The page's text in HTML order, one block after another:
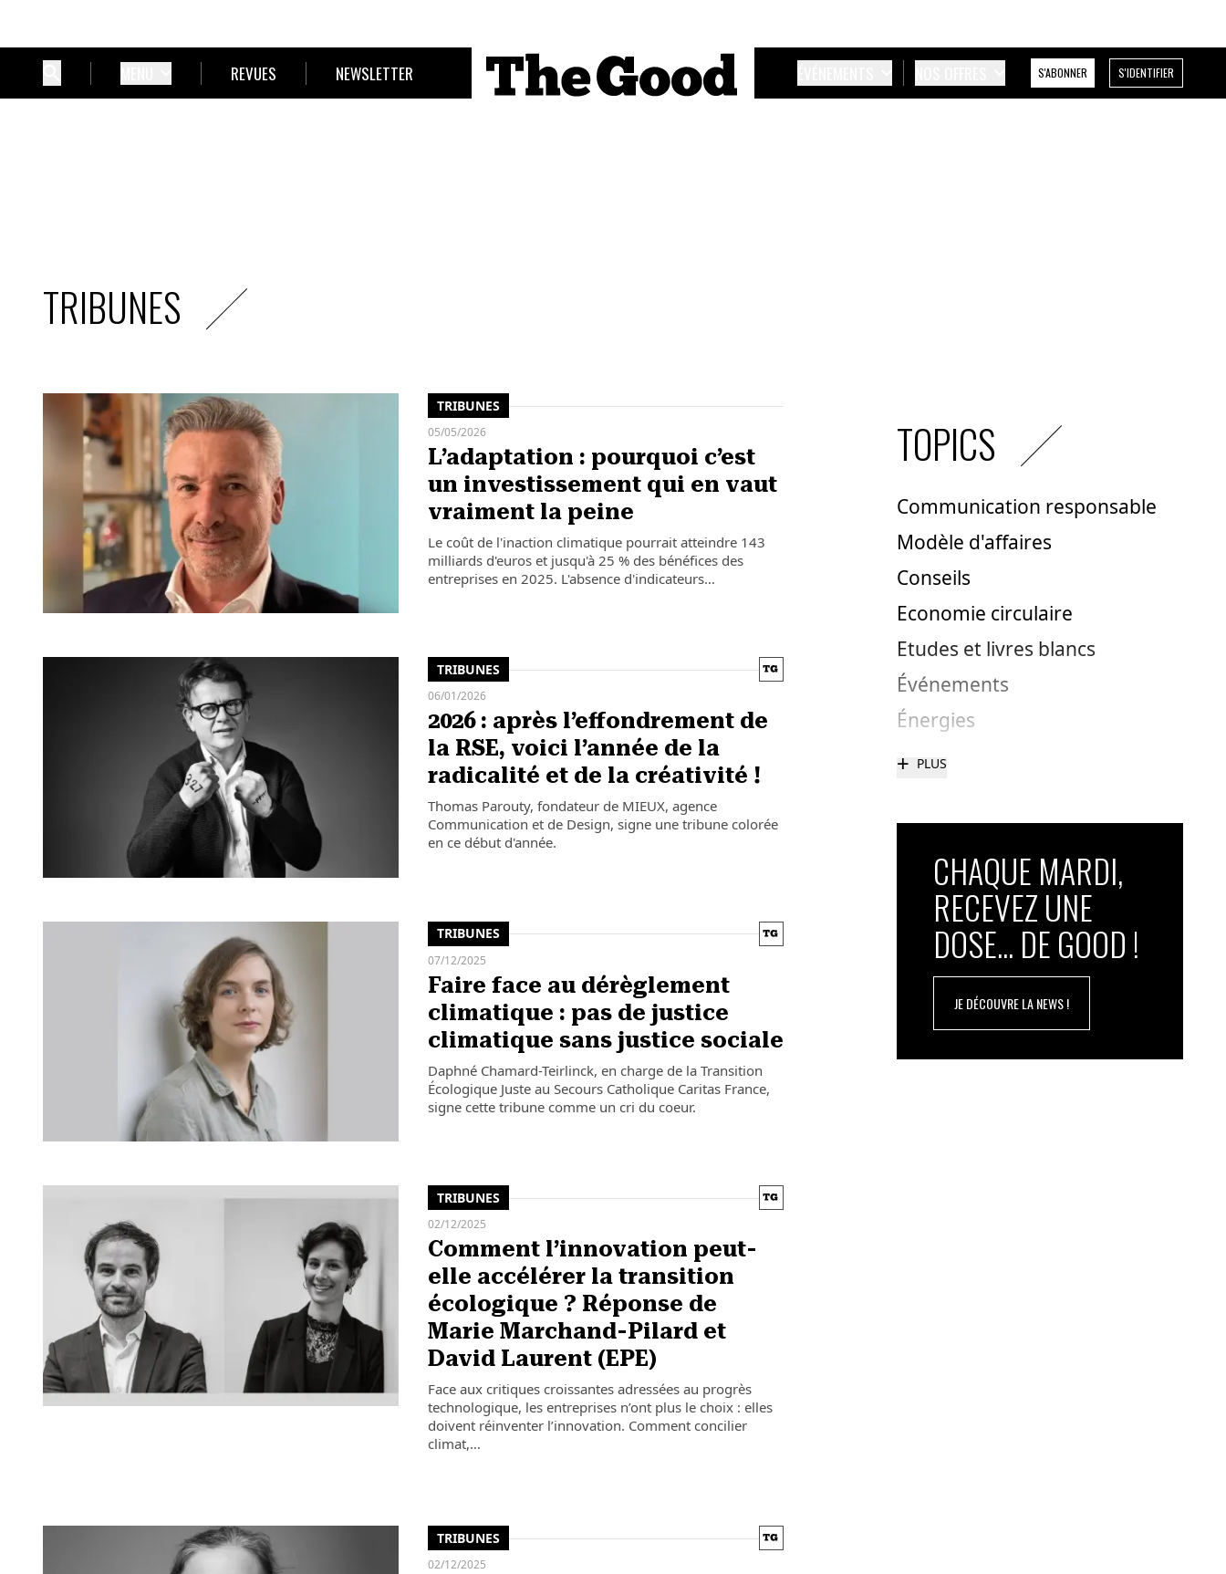
REVUES NEWSLETTER S'ABONNER S'IDENTIFIER
TRIBUNES
TRIBUNES
05/05/2026
L’adaptation : pourquoi c’est
un investissement qui en vaut
vraiment la peine
Le coût de l'inaction climatique pourrait atteindre 143
milliards d'euros et jusqu'à 25 % des bénéfices des
entreprises en 2025. L'absence d'indicateurs…
TRIBUNES
06/01/2026
2026 : après l’effondrement de
la RSE, voici l’année de la
radicalité et de la créativité !
Thomas Parouty, fondateur de MIEUX, agence
Communication et de Design, signe une tribune colorée
en ce début d'année.
TRIBUNES
07/12/2025
Faire face au dérèglement
climatique : pas de justice
climatique sans justice sociale
Daphné Chamard-Teirlinck, en charge de la Transition
Écologique Juste au Secours Catholique Caritas France,
signe cette tribune comme un cri du coeur.
TRIBUNES
02/12/2025
Comment l’innovation peut-
elle accélérer la transition
écologique ? Réponse de
Marie Marchand-Pilard et
David Laurent (EPE)
Face aux critiques croissantes adressées au progrès
technologique, les entreprises n’ont plus le choix : elles
doivent réinventer l’innovation. Comment concilier
climat,…
TRIBUNES
02/12/2025
TOPICS
Communication responsable
Modèle d'affaires
Conseils
Economie circulaire
Etudes et livres blancs
Événements
Énergies
+ PLUS
CHAQUE MARDI,
RECEVEZ UNE
DOSE... DE GOOD !
JE DÉCOUVRE LA NEWS !